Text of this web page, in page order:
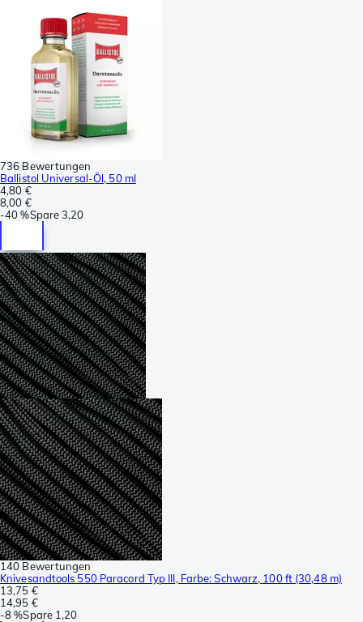
736 Bewertungen
Ballistol Universal-Öl, 50 ml
4,80 €
8,00 €
-40 %Spare3,20
140 Bewertungen
Knivesandtools 550 Paracord Typ III, Farbe: Schwarz, 100 ft (30,48 m)
13,75 €
14,95 €
-8 %Spare 1,20